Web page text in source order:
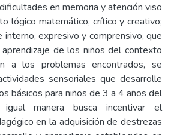
en memoria y atención viso
lógico matemático, crítico y creativo;
expresivo y comprensivo, que
de los niños del contexto
a los problemas encontrados, se
sensoriales que desarrolle
básicos para niños de 3 a 4 años del
manera busca incentivar el
en la adquisición de destrezas